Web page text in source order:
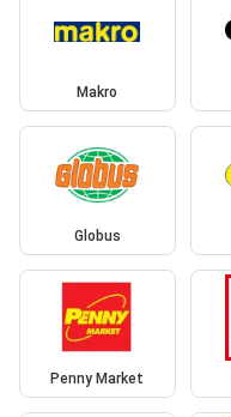
Makro
Globus
Penny Market